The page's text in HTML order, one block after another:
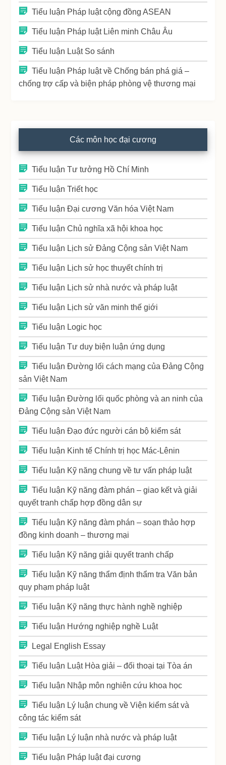
Tiểu luận Pháp luật cộng đồng ASEAN
Tiểu luận Pháp luật Liên minh Châu Âu
Tiểu luận Luật So sánh
Tiểu luận Pháp luật về Chống bán phá giá –
chống trợ cấp và biện pháp phòng vệ thương mại
Các môn học đại cương
Tiểu luận Tư tưởng Hồ Chí Minh
Tiểu luận Triết học
Tiểu luận Đại cương Văn hóa Việt Nam
Tiểu luận Chủ nghĩa xã hội khoa học
Tiểu luận Lịch sử Đảng Cộng sản Việt Nam
Tiểu luận Lịch sử học thuyết chính trị
Tiểu luận Lịch sử nhà nước và pháp luật
Tiểu luận Lịch sử văn minh thế giới
Tiểu luận Logic học
Tiểu luận Tư duy biện luận ứng dụng
Tiểu luận Đường lối cách mạng của Đảng Cộng
sản Việt Nam
Tiểu luận Đường lối quốc phòng và an ninh của
Đảng Cộng sản Việt Nam
Tiểu luận Đạo đức người cán bộ kiểm sát
Tiểu luận Kinh tế Chính trị học Mác-Lênin
Tiểu luận Kỹ năng chung về tư vấn pháp luật
Tiểu luận Kỹ năng đàm phán – giao kết và giải
quyết tranh chấp hợp đồng dân sự
Tiểu luận Kỹ năng đàm phán – soạn thảo hợp
đồng kinh doanh – thương mại
Tiểu luận Kỹ năng giải quyết tranh chấp
Tiểu luận Kỹ năng thẩm định thẩm tra Văn bản
quy phạm pháp luật
Tiểu luận Kỹ năng thực hành nghề nghiệp
Tiểu luận Hướng nghiệp nghề Luật
Legal English Essay
Tiểu luận Luật Hòa giải – đối thoại tại Tòa án
Tiểu luận Nhập môn nghiên cứu khoa học
Tiểu luận Lý luận chung về Viện kiểm sát và
công tác kiểm sát
Tiểu luận Lý luận nhà nước và pháp luật
Tiểu luận Pháp luật đại cương